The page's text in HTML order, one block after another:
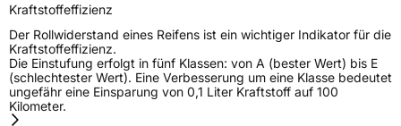
Kraftstoffeffizienz
Der Rollwiderstand eines Reifens ist ein wichtiger Indikator für die
Kraftstoffeffizienz.
Die Einstufung erfolgt in fünf Klassen: von A (bester Wert) bis E
(schlechtester Wert). Eine Verbesserung um eine Klasse bedeutet
ungefähr eine Einsparung von 0,1 Liter Kraftstoff auf 100
Kilometer.